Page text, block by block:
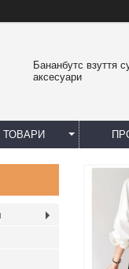
Бананбутс взуття
аксесуари
ТОВАРИ